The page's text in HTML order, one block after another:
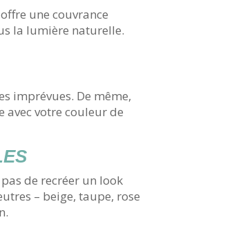
une couvrance
la lumière naturelle.
imprévues. De même,
avec votre couleur de
de recréer un look
– beige, taupe, rose